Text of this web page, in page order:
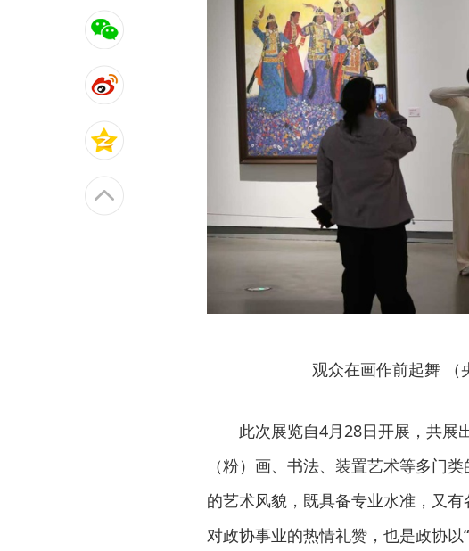
观众在画作前起舞 （
此次展览自4月28日开展，共展
（粉）画、书法、装置艺术等多门
的艺术风貌，既具备专业水准，又
对政协事业的热情礼赞，也是政协以